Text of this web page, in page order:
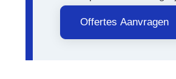
Offertes Aanvragen